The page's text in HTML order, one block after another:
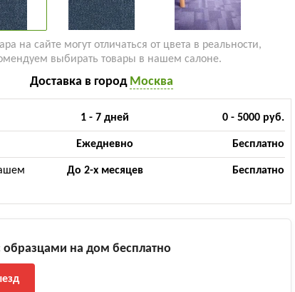
на сайте могут отличаться от цвета в реальности,
выбирать товары в нашем салоне.
Доставка в город Москва
1 - 7 дней 0 - 5000 руб.
Ежедневно Бесплатно
До 2-х месяцев Бесплатно
образцами на дом бесплатно